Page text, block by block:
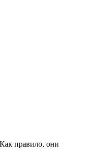
правило, они